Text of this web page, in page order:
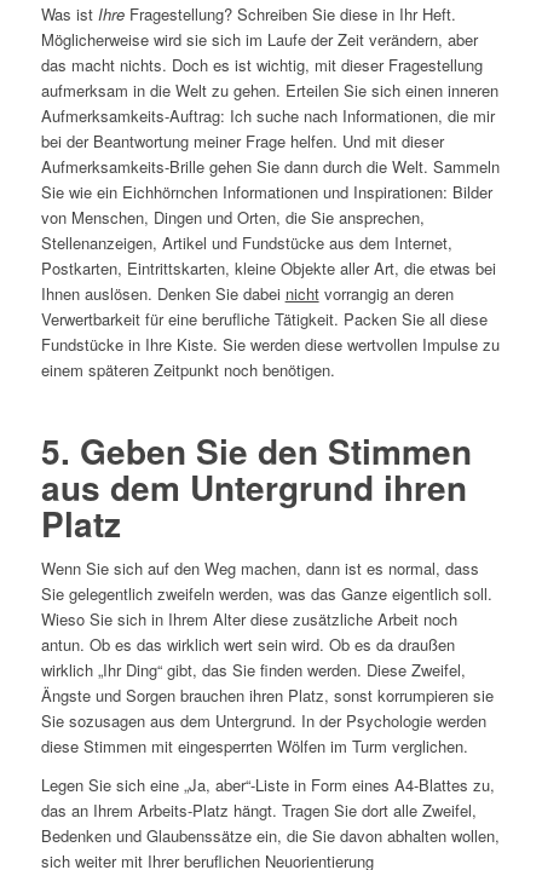
Was ist IhreFragestellung? Schreiben Sie diese in Ihr Heft.
Möglicherweise wird sie sich im Laufe der Zeit verändern, aber
das macht nichts. Doch es ist wichtig, mit dieser Fragestellung
aufmerksam in die Welt zu gehen. Erteilen Sie sich einen inneren
Aufmerksamkeits-Auftrag: Ich suche nach Informationen, die mir
bei der Beantwortung meiner Frage helfen. Und mit dieser
Aufmerksamkeits-Brille gehen Sie dann durch die Welt. Sammeln
Sie wie ein Eichhörnchen Informationen und Inspirationen: Bilder
von Menschen, Dingen und Orten, die Sie ansprechen,
Stellenanzeigen, Artikel und Fundstücke aus dem Internet,
Postkarten, Eintrittskarten, kleine Objekte aller Art, die etwas bei
Ihnen auslösen. Denken Sie dabei nichtvorrangig an deren
Verwertbarkeit für eine berufliche Tätigkeit. Packen Sie all diese
Fundstücke in Ihre Kiste. Sie werden diese wertvollen Impulse zu
einem späteren Zeitpunkt noch benötigen.
5. Geben Sie den Stimmen
aus dem Untergrund ihren
Platz
Wenn Sie sich auf den Weg machen, dann ist es normal, dass
Sie gelegentlich zweifeln werden, was das Ganze eigentlich soll.
Wieso Sie sich in Ihrem Alter diese zusätzliche Arbeit noch
antun. Ob es das wirklich wert sein wird. Ob es da draußen
wirklich „Ihr Ding“ gibt, das Sie finden werden. Diese Zweifel,
Ängste und Sorgen brauchen ihren Platz, sonst korrumpieren sie
Sie sozusagen aus dem Untergrund. In der Psychologie werden
diese Stimmen mit eingesperrten Wölfen im Turm verglichen.
Legen Sie sich eine „Ja, aber“-Liste in Form eines A4-Blattes zu,
das an Ihrem Arbeits-Platz hängt. Tragen Sie dort alle Zweifel,
Bedenken und Glaubenssätze ein, die Sie davon abhalten wollen,
sich weiter mit Ihrer beruflichen Neuorientierung